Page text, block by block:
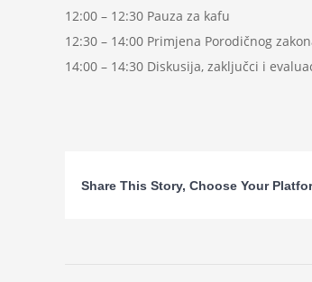
12:00 – 12:30 Pauza za kafu
12:30 – 14:00 Primjena Porodičnog
14:00 – 14:30 Diskusija, zaključci i
Share This Story, Choose Your